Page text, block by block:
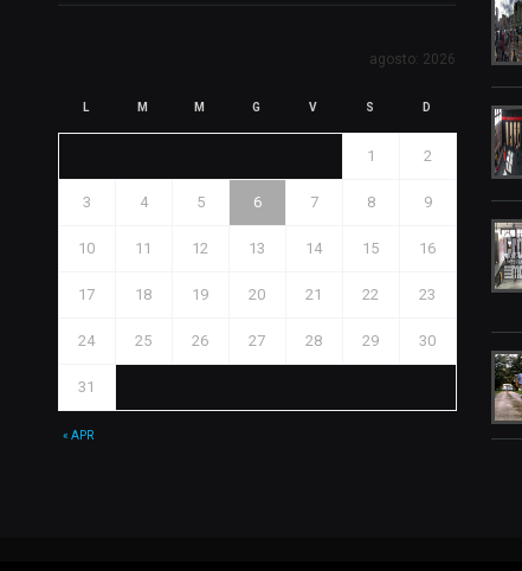
agosto: 2026
L M M G V S D
« APR
1 2
3 4 5 6 7 8 9
10 11 12 13 14 15 16
17 18 19 20 21 22 23
24 25 26 27 28 29 30
31